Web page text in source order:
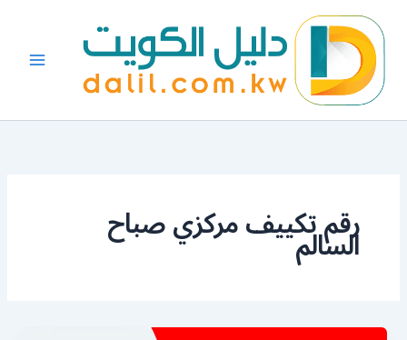
المحتوى
رقم تكييف مركزي صباح
السالم